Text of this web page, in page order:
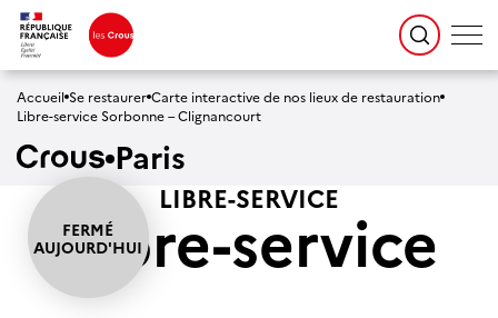
Accueil Se restaurer Carte interactive de nos lieux de restauration
Libre-service Sorbonne – Clignancourt
Paris
LIBRE-SERVICE
Libre-service